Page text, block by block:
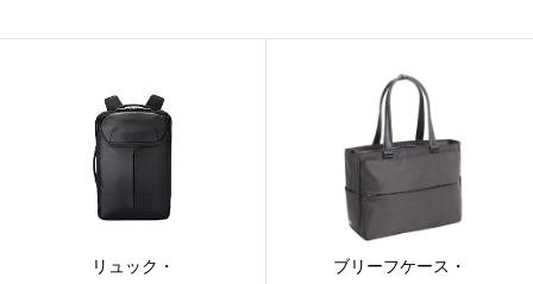
リュック・
ブリーフケース・